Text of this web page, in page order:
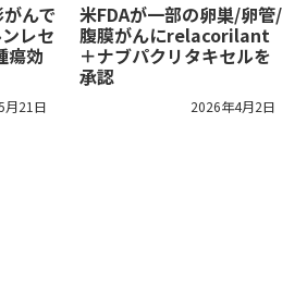
んで
レセ
瘍効
月21日
米FDAが一部の卵巣/卵管/
腹膜がんにrelacorilant
＋ナブパクリタキセルを
承認
2026年4月2日